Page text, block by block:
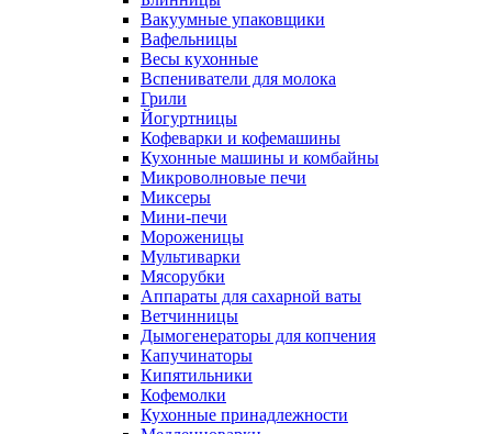
Вакуумные упаковщики
Вафельницы
Весы кухонные
Вспениватели для молока
Грили
Йогуртницы
Кофеварки и кофемашины
Кухонные машины и комбайны
Микроволновые печи
Миксеры
Мини-печи
Мороженицы
Мультиварки
Мясорубки
Аппараты для сахарной ваты
Ветчинницы
Дымогенераторы для копчения
Капучинаторы
Кипятильники
Кофемолки
Кухонные принадлежности